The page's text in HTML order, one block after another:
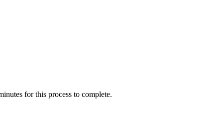
for this process to complete.